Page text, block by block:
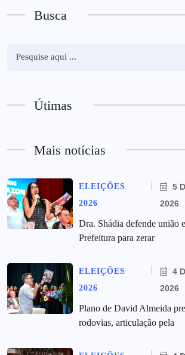
Busca
Útimas
Mais notícias
ELEIÇÕES
2026
5
2026
Dra. Shádia defende união
Prefeitura para zerar
ELEIÇÕES
2026
4
2026
Plano de David Almeida
rodovias, articulação pela